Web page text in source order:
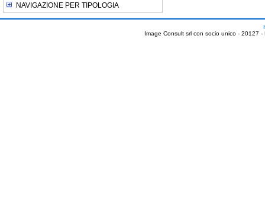
NAVIGAZIONE PER TIPOLOGIA
Image Consult srl con socio unico - 20127